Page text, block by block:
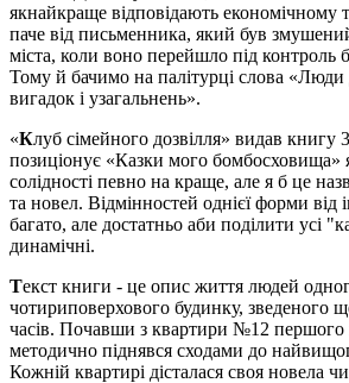
якнайкраще відповідають
паче від письменника, який був
міста, коли воно перейшло під контроль
Тому й бачимо на палітурці слова «Люди
вигадок і узагальнень».
«Клуб сімейного дозвілля» видав книгу
позиціонує «Казки мого бомбосховища»
солідності певно на краще, але я б це
та новел. Відмінностей однієї форми від
багато, але достатньо аби поділити усі
динамічні.
Текст книги - це опис життя людей
чотириповерхового будинку, зведеного
часів. Почавши з квартири №12 першого
методично піднявся сходами до
Кожній квартирі дісталася своя новела